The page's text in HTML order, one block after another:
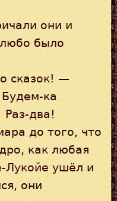
они и
было
сказок! —
ка
Раз-два!
до того, что
как любая
Лукойе ушёл и
они